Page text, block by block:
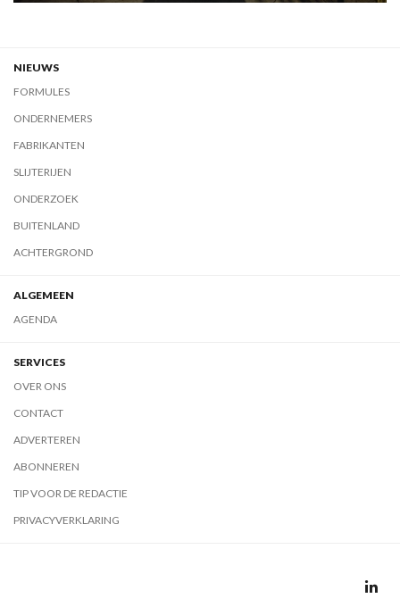
NIEUWS
FORMULES
ONDERNEMERS
FABRIKANTEN
SLIJTERIJEN
ONDERZOEK
BUITENLAND
ACHTERGROND
ALGEMEEN
AGENDA
SERVICES
OVER ONS
CONTACT
ADVERTEREN
ABONNEREN
TIP VOOR DE REDACTIE
PRIVACYVERKLARING